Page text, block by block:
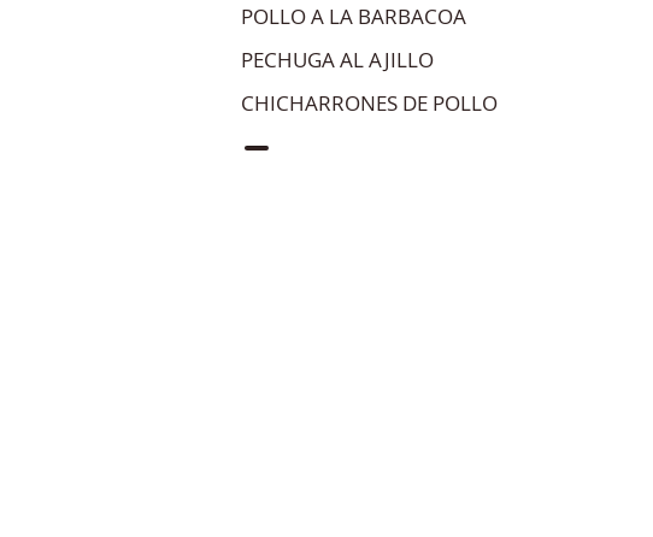
POLLO A LA BARBACOA
PECHUGA AL AJILLO
CHICHARRONES DE POLLO